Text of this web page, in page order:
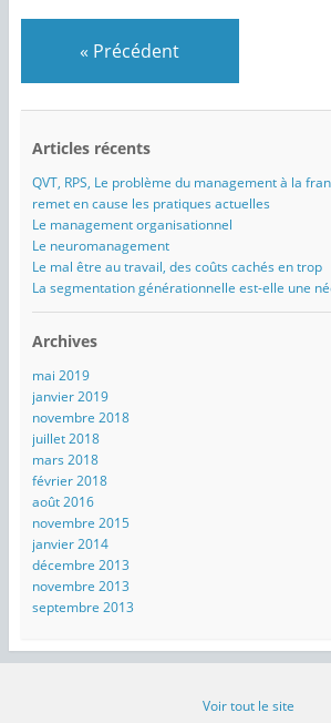
« Précédent
Articles récents
QVT, RPS, Le problème du management à la
remet en cause les pratiques actuelles
Le management organisationnel
Le neuromanagement
Le mal être au travail, des coûts cachés en trop
La segmentation générationnelle est-elle une
Archives
mai 2019
janvier 2019
novembre 2018
juillet 2018
mars 2018
février 2018
août 2016
novembre 2015
janvier 2014
décembre 2013
novembre 2013
septembre 2013
Voir tout le site